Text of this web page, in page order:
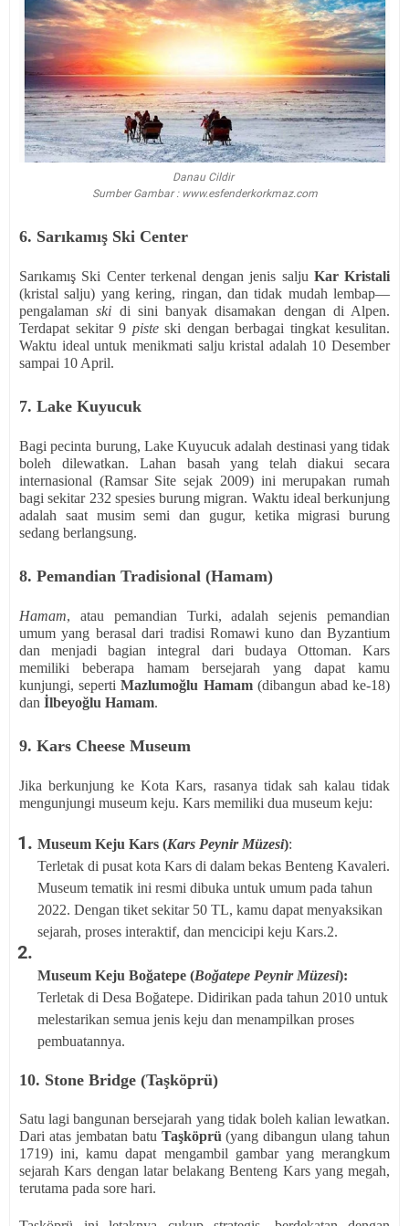
Danau Cildir
Sumber Gambar : www.esfenderkorkmaz.com
6. Sarıkamış Ski Center
Sarıkamış Ski Center terkenal dengan jenis salju Kar Kristali
(kristal salju) yang kering, ringan, dan tidak mudah lembap—
pengalamanski di sini banyak disamakan dengan di Alpen.
Terdapat sekitar 9 pisteski dengan berbagai tingkat kesulitan.
Waktu ideal untuk menikmati salju kristal adalah 10 Desember
sampai 10 April.
7. Lake Kuyucuk
Bagi pecinta burung, Lake Kuyucuk adalah destinasi yang tidak
boleh dilewatkan. Lahan basah yang telah diakui secara
internasional (Ramsar Site sejak 2009) ini merupakan rumah
bagi sekitar 232 spesies burung migran. Waktu ideal berkunjung
adalah saat musim semi dan gugur, ketika migrasi burung
sedang berlangsung.
8. Pemandian Tradisional (Hamam)
Hamam, atau pemandian Turki, adalah sejenis pemandian
umum yang berasal dari tradisi Romawi kuno dan Byzantium
dan menjadi bagian integral dari budaya Ottoman. Kars
memiliki beberapa hamam bersejarah yang dapat kamu
kunjungi, sepertiMazlumoğlu Hamam(dibangun abad ke-18)
dan İlbeyoğlu Hamam.
9. Kars Cheese Museum
Jika berkunjung ke Kota Kars, rasanya tidak sah kalau tidak
mengunjungi museum keju. Kars memiliki dua museum keju:
Museum Keju Kars (Kars Peynir Müzesi):
Terletak di pusat kota Kars di dalam bekas Benteng Kavaleri.
Museum tematik ini resmi dibuka untuk umum pada tahun
2022. Dengan tiket sekitar 50 TL, kamu dapat menyaksikan
sejarah, proses interaktif, dan mencicipi keju Kars.2.
Museum Keju Boğatepe (Boğatepe Peynir Müzesi):
Terletak di Desa Boğatepe. Didirikan pada tahun 2010 untuk
melestarikan semua jenis keju dan menampilkan proses
pembuatannya.
10. Stone Bridge (Taşköprü)
Satu lagi bangunan bersejarah yang tidak boleh kalian lewatkan.
Dari atas jembatan batu Taşköprü (yang dibangun ulang tahun
1719) ini, kamu dapat mengambil gambar yang merangkum
sejarah Kars dengan latar belakang Benteng Kars yang megah,
terutama pada sore hari.